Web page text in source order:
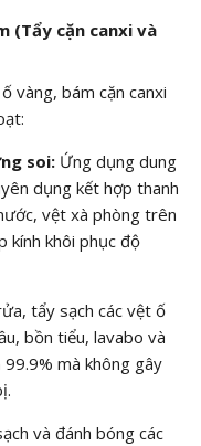
(Tẩy cặn canxi và
vàng, bám cặn canxi
soi:Ứng dụng dung
dụng kết hợp thanh
vệt xà phòng trên
kính khôi phục độ
tẩy sạch các vệt ố
bồn tiểu, lavabo và
99.9% mà không gây
và đánh bóng các